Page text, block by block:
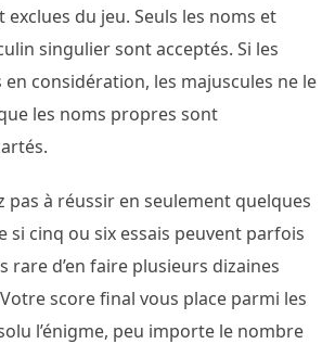
exclues du jeu. Seuls les noms et
singulier sont acceptés. Si les
considération, les majuscules ne le
les noms propres sont
pas à réussir en seulement quelques
si cinq ou six essais peuvent parfois
rare d’en faire plusieurs dizaines
score final vous place parmi les
l’énigme, peu importe le nombre